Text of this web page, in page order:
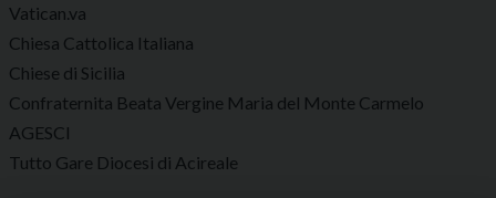
Vatican.va
Chiesa Cattolica Italiana
Chiese di Sicilia
Confraternita Beata Vergine Maria del Monte Carmelo
AGESCI
Tutto Gare Diocesi di Acireale